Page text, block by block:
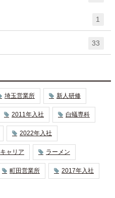
1
33
埼玉営業所 新人研修
2011年入社 白蟻専科
2022年入社
キャリア ラーメン
町田営業所 2017年入社